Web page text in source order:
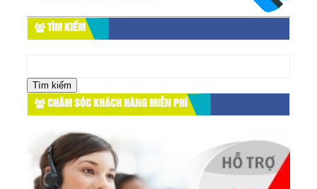
TÌM KIẾM
cho:
CHĂM SÓC KHÁCH HÀNG MIỄN PHÍ